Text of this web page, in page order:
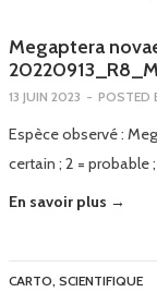
Megaptera
13 JUIN 2023 - POSTED
Espèce observé :
certain ; 2 = probable
En savoir plus →
CARTO, SCIENTIFIQUE